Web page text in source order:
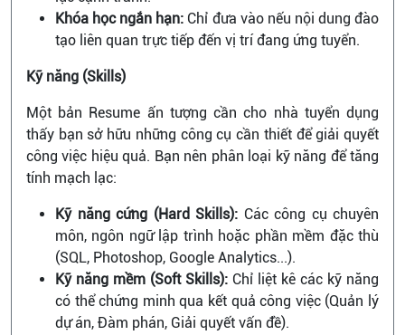
Khóa học ngắn hạn: Chỉ đưa vào nếu nội dung đào
tạo liên quan trực tiếp đến vị trí đang ứng tuyển.
Kỹ năng (Skills)
Một bản Resume ấn tượng cần cho nhà tuyển dụng
thấy bạn sở hữu những công cụ cần thiết để giải quyết
công việc hiệu quả. Bạn nên phân loại kỹ năng để tăng
tính mạch lạc:
Kỹ năng cứng (Hard Skills): Các công cụ chuyên
môn, ngôn ngữ lập trình hoặc phần mềm đặc thù
(SQL, Photoshop, Google Analytics...).
Kỹ năng mềm (Soft Skills): Chỉ liệt kê các kỹ năng
có thể chứng minh qua kết quả công việc (Quản lý
dự án, Đàm phán, Giải quyết vấn đề).